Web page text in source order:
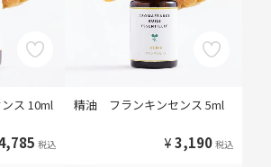
ス 10ml
税込
精油 フランキンセンス 5ml
¥3,190 税込